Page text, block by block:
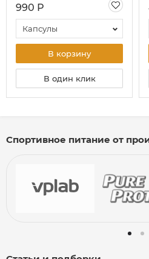
990 Р
Капсулы
В корзину
В один клик
Спортивное питание от